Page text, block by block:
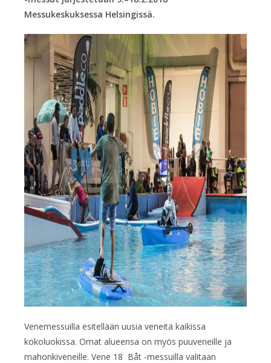
Messukeskuksessa Helsingissä.
Venemessuilla esitellään uusia veneitä kaikissa
kokoluokissa. Omat alueensa on myös puuveneille ja
mahonkiveneille. Vene 18 Båt -messuilla valitaan